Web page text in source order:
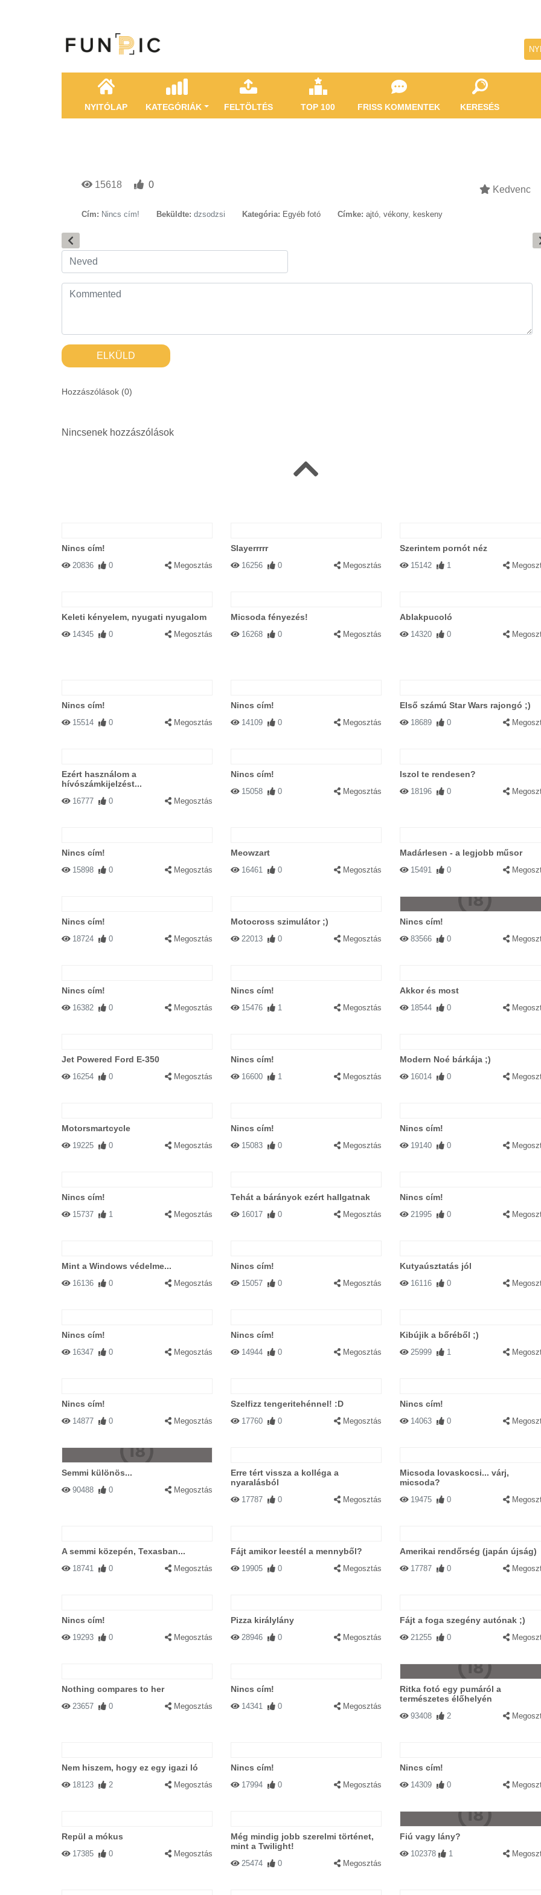
NYITÓLAP KATEGÓRIÁK FELTÖLTÉS TOP 100 FRISS KOMMENTEK KERESÉS
15618 0 Kedvenc
Cím: Nincs cím! Beküldte: dzsodzsi Kategória: Egyéb fotó Címke: ajtó, vékony, keskeny
ELKÜLD
Hozzászólások (0)
Nincsenek hozzászólások
Nincs cím!
20836 0 Megosztás
Slayerrrrr
16256 0 Megosztás
Szerintem pornót néz
15142 1
Keleti kényelem, nyugati nyugalom
14345 0 Megosztás
Micsoda fényezés!
16268 0 Megosztás
Ablakpucoló
14320 0
Nincs cím!
15514 0 Megosztás
Nincs cím!
14109 0 Megosztás
Első számú Star Wars rajongó ;)
18689 0
Ezért használom a
hívószámkijelzést...
16777 0 Megosztás
Nincs cím!
15058 0 Megosztás
Iszol te rendesen?
18196 0
Nincs cím!
15898 0 Megosztás
Meowzart
16461 0 Megosztás
Madárlesen - a legjobb műsor
15491 0
Nincs cím!
18724 0 Megosztás
Motocross szimulátor ;)
22013 0 Megosztás
Nincs cím!
83566 0
Nincs cím!
16382 0 Megosztás
Nincs cím!
15476 1 Megosztás
Akkor és most
18544 0
Jet Powered Ford E-350
16254 0 Megosztás
Nincs cím!
16600 1 Megosztás
Modern Noé bárkája ;)
16014 0
Motorsmartcycle
19225 0 Megosztás
Nincs cím!
15083 0 Megosztás
Nincs cím!
19140 0
Nincs cím!
15737 1 Megosztás
Tehát a bárányok ezért hallgatnak
16017 0 Megosztás
Nincs cím!
21995 0
Mint a Windows védelme...
16136 0 Megosztás
Nincs cím!
15057 0 Megosztás
Kutyaúsztatás jól
16116 0
Nincs cím!
16347 0 Megosztás
Nincs cím!
14944 0 Megosztás
Kibújik a bőréből ;)
25999 1
Nincs cím!
14877 0 Megosztás
Szelfizz tengeritehénnel! :D
17760 0 Megosztás
Nincs cím!
14063 0
Semmi különös...
90488 0 Megosztás
Erre tért vissza a kolléga a
nyaralásból
17787 0 Megosztás
Micsoda lovaskocsi... várj,
micsoda?
19475 0
A semmi közepén, Texasban...
18741 0 Megosztás
Fájt amikor leestél a mennyből?
19905 0 Megosztás
Amerikai rendőrség (japán újság)
17787 0
Nincs cím!
19293 0 Megosztás
Pizza királylány
28946 0 Megosztás
Fájt a foga szegény autónak ;)
21255 0
Nothing compares to her
23657 0 Megosztás
Nincs cím!
14341 0 Megosztás
Ritka fotó egy pumáról a
természetes élőhelyén
93408 2
Nem hiszem, hogy ez egy igazi ló
18123 2 Megosztás
Nincs cím!
17994 0 Megosztás
Nincs cím!
14309 0
Repül a mókus
17385 0 Megosztás
Még mindig jobb szerelmi történet,
mint a Twilight!
25474 0 Megosztás
Fiú vagy lány?
102378 1